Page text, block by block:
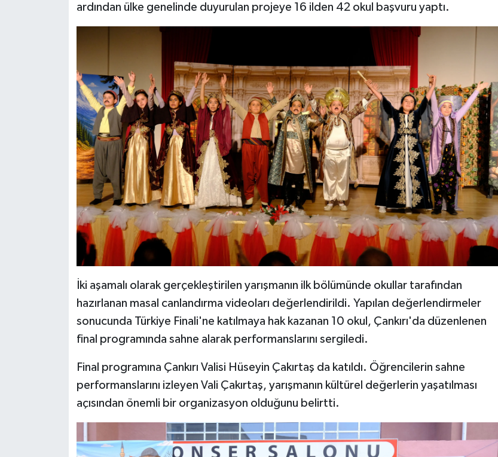
ardından ülke genelinde duyurulan projeye 16 ilden 42 okul başvuru yaptı.
İki aşamalı olarak gerçekleştirilen yarışmanın ilk bölümünde okullar tarafından
hazırlanan masal canlandırma videoları değerlendirildi. Yapılan değerlendirmeler
sonucunda Türkiye Finali'ne katılmaya hak kazanan 10 okul, Çankırı'da düzenlenen
final programında sahne alarak performanslarını sergiledi.
Final programına Çankırı Valisi Hüseyin Çakırtaş da katıldı. Öğrencilerin sahne
performanslarını izleyen Vali Çakırtaş, yarışmanın kültürel değerlerin yaşatılması
açısından önemli bir organizasyon olduğunu belirtti.